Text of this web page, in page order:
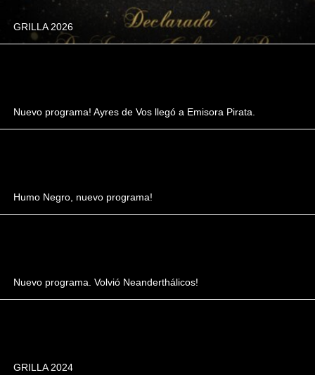
GRILLA 2026
Nuevo programa! Ayres de Vos llegó a Emisora Pirata.
Humo Negro, nuevo programa!
Nuevo programa. Volvió Neanderthálicos!
GRILLA 2024